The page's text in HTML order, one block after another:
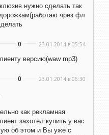
нужно сделать так
чрез фл
0 23.01.2014 в 05:54
версию(waw mp3)
0 23.01.2014 в 06:30
как рекламная
захотел купить у вас
об этом и Вы уже с